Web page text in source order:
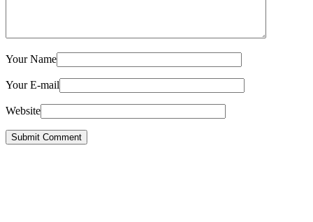
Your Name
Your E-mail
Website
Submit Comment